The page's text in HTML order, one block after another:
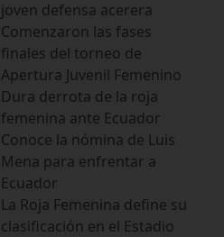
joven defensa acerera
Comenzaron las fases
finales del torneo de
Apertura Juvenil Femenino
Dura derrota de la roja
femenina ante Ecuador
Conoce la nómina de Luis
Mena para enfrentar a
Ecuador
La Roja Femenina define su
clasificación en el Estadio